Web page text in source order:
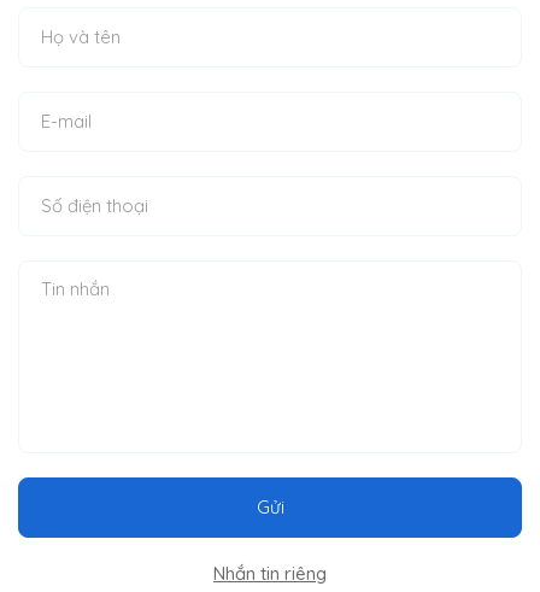
Gửi
Nhắn tin riêng